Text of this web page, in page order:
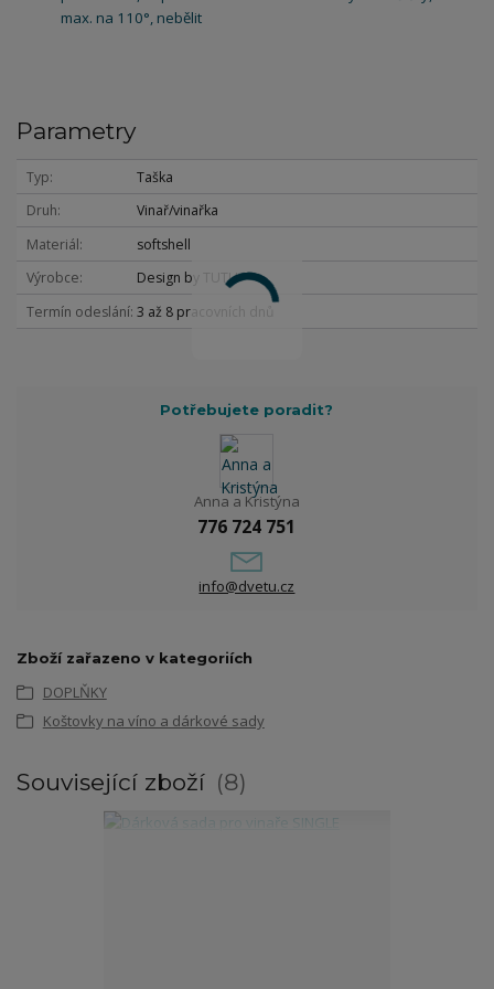
max. na 110°, nebělit
Parametry
Typ
Taška
Druh
Vinař/vinařka
Materiál
softshell
Výrobce
Design by TUTU
Termín odeslání 3 až 8 pracovních dnů
Potřebujete poradit?
Anna a Kristýna
776 724 751
info@dvetu.cz
Zboží zařazeno v kategoriích
DOPLŇKY
Koštovky na víno a dárkové sady
Související zboží 8